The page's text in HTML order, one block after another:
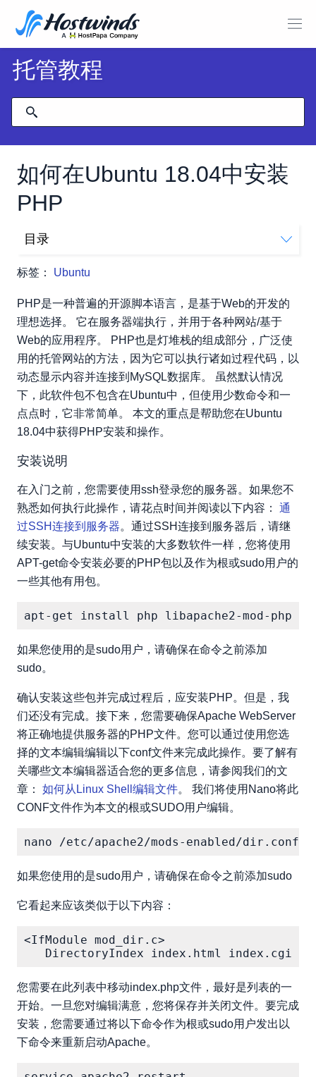
托管教程
如何在Ubuntu 18.04中安装
PHP
标签： Ubuntu
目录
PHP是一种普遍的开源脚本语言，是基于Web的开发的
理想选择。 它在服务器端执行，并用于各种网站/基于
Web的应用程序。 PHP也是灯堆栈的组成部分，广泛使
用的托管网站的方法，因为它可以执行诸如过程代码，以
动态显示内容并连接到MySQL数据库。 虽然默认情况
下，此软件包不包含在Ubuntu中，但使用少数命令和一
点点时，它非常简单。 本文的重点是帮助您在Ubuntu
18.04中获得PHP安装和操作。
安装说明
在入门之前，您需要使用ssh登录您的服务器。如果您不
熟悉如何执行此操作，请花点时间并阅读以下内容： 通
过SSH连接到服务器。通过SSH连接到服务器后，请继
续安装。与Ubuntu中安装的大多数软件一样，您将使用
APT-get命令安装必要的PHP包以及作为根或sudo用户的
一些其他有用包。
如果您使用的是sudo用户，请确保在命令之前添加
sudo。
确认安装这些包并完成过程后，应安装PHP。但是，我
们还没有完成。接下来，您需要确保Apache WebServer
将正确地提供服务器的PHP文件。您可以通过使用您选
择的文本编辑编辑以下conf文件来完成此操作。要了解有
关哪些文本编辑器适合您的更多信息，请参阅我们的文
章： 如何从Linux Shell编辑文件。 我们将使用Nano将此
CONF文件作为本文的根或SUDO用户编辑。
如果您使用的是sudo用户，请确保在命令之前添加sudo
它看起来应该类似于以下内容：
<IfModule mod_dir.c>
您需要在此列表中移动index.php文件，最好是列表的一
开始。一旦您对编辑满意，您将保存并关闭文件。要完成
安装，您需要通过将以下命令作为根或sudo用户发出以
下命令来重新启动Apache。